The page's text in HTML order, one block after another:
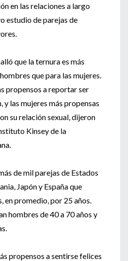
en las relaciones a largo
estudio de parejas de
que la ternura es más
que para las mujeres.
propensos a reportar ser
y las mujeres más propensas
su relación sexual, dijeron
Kinsey de la
de mil parejas de Estados
Japón y España que
en promedio, por 25 años.
hombres de 40 a 70 años y
propensos a sentirse felices